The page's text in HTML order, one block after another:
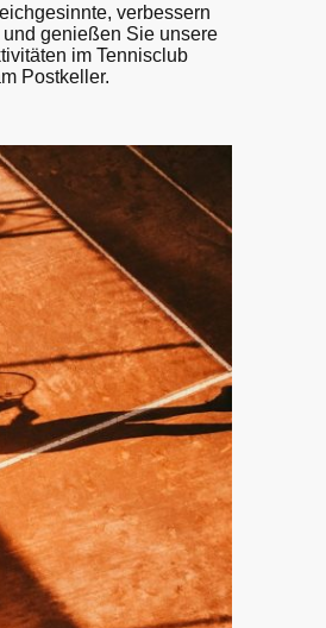
verbessern
und genießen Sie unsere
im Tennisclub
Postkeller.